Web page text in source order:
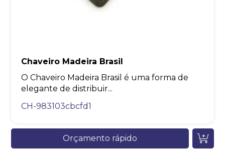
Chaveiro Madeira Brasil
O Chaveiro Madeira Brasil é uma forma de
elegante de distribuir...
CH-983103cbcfd1
Orçamento rápido